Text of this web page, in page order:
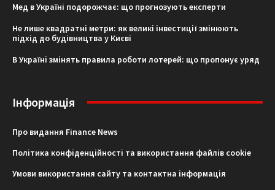
Мед в Україні подорожчає: що прогнозують експерти
Не лише квадратні метри: як великі інвестиції змінюють
підхід до будівництва у Києві
В Україні змінять правила роботи лотерей: що пропонує уряд
Інформація
Про видання Finance News
Політика конфіденційності та використання файлів cookie
Умови використання сайту та контактна інформація